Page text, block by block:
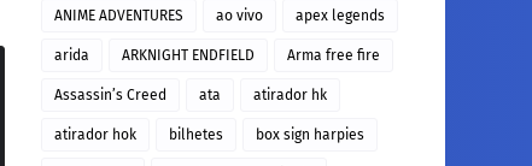
ANIME ADVENTURES ao vivo apex legends
arida ARKNIGHT ENDFIELD Arma free fire
Assassin’s Creed ata atirador hk
atirador hok bilhetes box sign harpies